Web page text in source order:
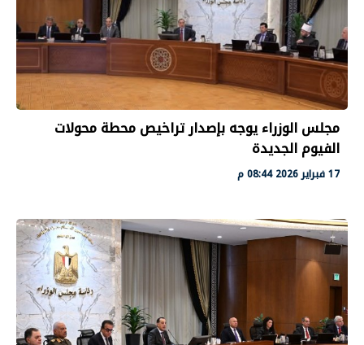
مجلس الوزراء يوجه بإصدار تراخيص محطة محولات
الفيوم الجديدة
17 فبراير 2026 08:44 م